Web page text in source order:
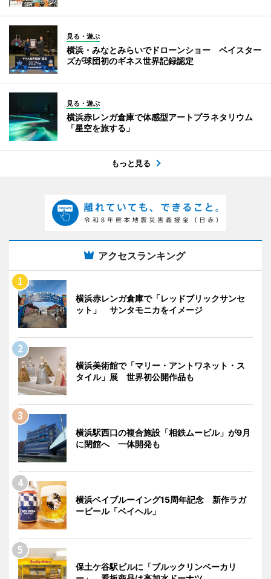
見る・遊ぶ
横浜・みなとみらいでドローンショー ベイスター
ズが球団初のギネス世界記録認定
見る・遊ぶ
横浜赤レンガ倉庫で体感型アートプラネタリウム
「星空を旅する」
もっと見る
アクセスランキング
横浜赤レンガ倉庫で「レッドブリックサンセ
ット」 サンタモニカをイメージ
横浜美術館で「マリー・アントワネット・ス
タイル」展 世界初公開作品も
横浜駅西口の複合施設「相鉄ムービル」が9月
に閉館へ 一体開発も
横浜ベイブルーイング15周年記念 新作ラガ
ービール「ベイヘル」
保土ケ谷駅ビルに「ブルックリンベーカリ